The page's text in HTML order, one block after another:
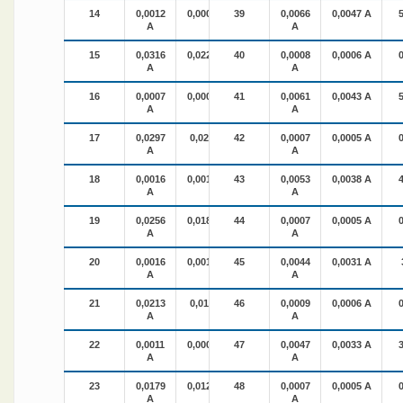
14
0,0012
A
0,0008 A 0,97%
15
0,0316
A
0,0223 A 25,91%
16
0,0007
A
0,0005 A 0,57%
17
0,0297
A
0,021 A 24,34%
18
0,0016
A
0,0012 A 1,35%
19
0,0256
A
0,0181 A 20,98%
20
0,0016
A
0,0011 A 1,33%
21
0,0213
A
0,015 A 17,46%
22
0,0011
A
0,0008 A 0,92%
23
0,0179
A
0,0126 A 14,66%
39
0,0066
A
0,0047 A
40
0,0008
A
0,0006 A
41
0,0061
A
0,0043 A
42
0,0007
A
0,0005 A
43
0,0053
A
0,0038 A
44
0,0007
A
0,0005 A
45
0,0044
A
0,0031 A
46
0,0009
A
0,0006 A
47
0,0047
A
0,0033 A
48
0,0007
A
0,0005 A